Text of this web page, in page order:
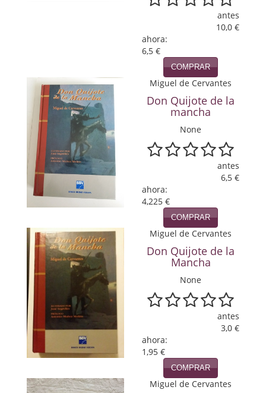
Política
Psicología. Educación
Religión
Revistas
Segunda Guerra Mundial
Sobre Madrid
Teatro
Tema Local
Terror
Terrorismo
Varios
Viajes
Viajesç
antes
10,0 €
ahora:
6,5 €
COMPRAR
Miguel de Cervantes
Don Quijote de la
mancha
None
antes
6,5 €
ahora:
4,225 €
COMPRAR
Miguel de Cervantes
Don Quijote de la
Mancha
None
antes
3,0 €
ahora:
1,95 €
COMPRAR
Miguel de Cervantes